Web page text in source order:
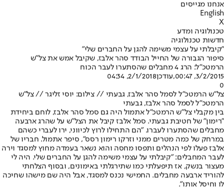
אנחנו מגייסים
English
X
טכנולוגיה ומדע
חדשות טכנולוגיה
"קיבלתי על עצמי משימה להגן על החברים שלי"
סיפור הגבורה של החייל הבודד סהר אלבז, שקיבל אמש את צל"ש
הרמטכ"ל: הרג 4 מחבלים שהסתערו לעבר הכוח
3/2/2015, 00:47
,עודכן2/1/2018, 04:34
0
צל"ש הרמטכ"ל לסמל סהר אלבז, גבעתי // צילום: יוסי זליגר // צל"ש
הרמטכ"ל לסמל סהר אלבז, גבעתי
בין מקבלי צל"ש הרמטכ"ל אתמול היה גם סמל סהר אלבז, לוחם ביחידת
"רימון" של חטיבת גבעתי. סמל אלבז קיבל את הצל"ש על שהרג ארבעה
מחבלים שהסתערו לעברו. "הם התחילו לרוץ לכיווני, ירו לעברי כשהם
במרחק של כמה מטרים ממני וזרקו רימון רסס", סיפר אתמול. חבריו של
אלבז פעלו לפי הנהלים ותפסו מחסה והוא נשאר בעמדה מחוץ למסגד וירה
לעבר המחבלים: "קיבלתי על עצמי משימה להגן על החברים שלי. היה לי
מעצור בנשק, אז תיפעלתי כמו שתירגלתי באימונים, ובסוף הצלחתי
להוריד ארבעה מחבלים. החמישי נכנס למסגד, אבל היה שם מישהו שחיכה
לו וחיסל אותו".